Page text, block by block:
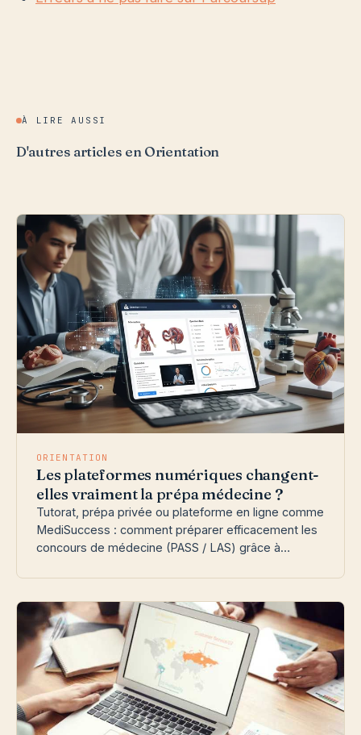
À LIRE AUSSI
D'autres articles en Orientation
ORIENTATION
Les plateformes numériques changent-
elles vraiment la prépa médecine ?
Tutorat, prépa privée ou plateforme en ligne comme
MediSuccess : comment préparer efficacement les
concours de médecine (PASS / LAS) grâce à…